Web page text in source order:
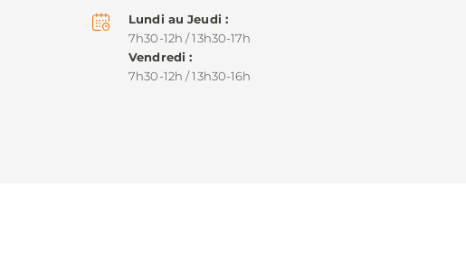
Lundi au Jeudi
7h30-12h / 13h30-17h
Vendredi
7h30-12h / 13h30-16h